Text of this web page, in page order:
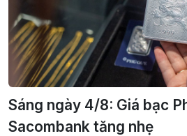
Sáng ngày 4/8: Giá bạc
Sacombank tăng nhẹ